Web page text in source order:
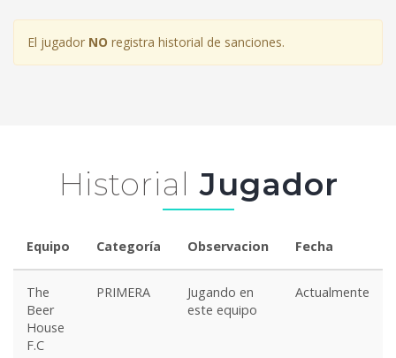
El jugador NO registra historial de sanciones.
Historial Jugador
Equipo Categoría Observacion Fecha
The
Beer
House
F.C
PRIMERA
Jugando en
este equipo
Actualmente